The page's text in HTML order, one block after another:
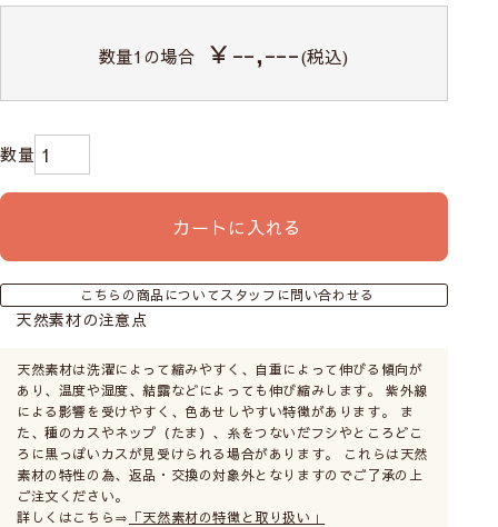
数量1の場合 ￥--,---(税込)
カートに入れる
こちらの商品についてスタッフに問い合わせる
天然素材の注意点
天然素材は洗濯によって縮みやすく、自重によって伸びる傾向が
あり、温度や湿度、結露などによっても伸び縮みします。 紫外線
による影響を受けやすく、色あせしやすい特徴があります。 ま
た、種のカスやネップ（たま）、糸をつないだフシやところどこ
ろに黒っぽいカスが見受けられる場合があります。 これらは天然
素材の特性の為、返品・交換の対象外となりますのでご了承の上
ご注文ください。
詳しくはこちら⇒ 「天然素材の特徴と取り扱い」